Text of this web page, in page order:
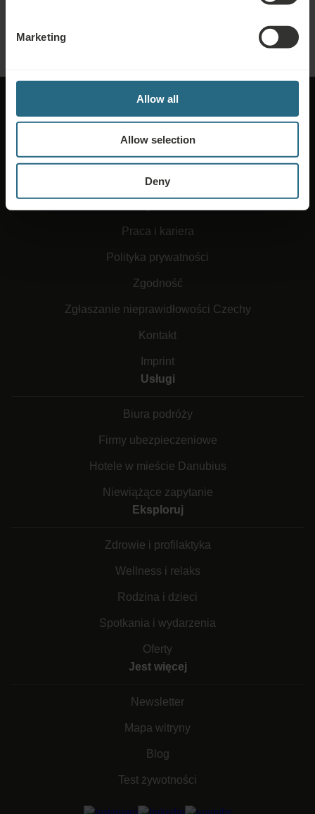
Marketing
Allow all
Allow selection
Deny
Praca i kariera
Polityka prywatności
Zgodność
Zgłaszanie nieprawidłowości Czechy
Kontakt
Imprint
Usługi
Biura podróży
Firmy ubezpieczeniowe
Hotele w mieście Danubius
Niewiążące zapytanie
Eksploruj
Zdrowie i profilaktyka
Wellness i relaks
Rodzina i dzieci
Spotkania i wydarzenia
Oferty
Jest więcej
Newsletter
Mapa witryny
Blog
Test żywotności